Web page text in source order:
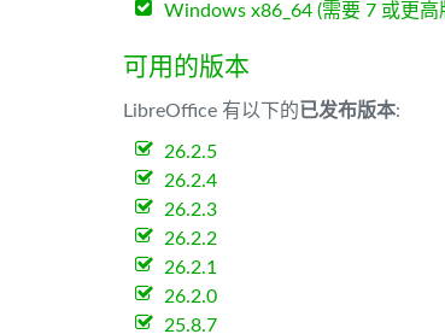
Windows x86_64 (需要 7 或更高
可用的版本
LibreOffice 有以下的已发布版本:
26.2.5
26.2.4
26.2.3
26.2.2
26.2.1
26.2.0
25.8.7